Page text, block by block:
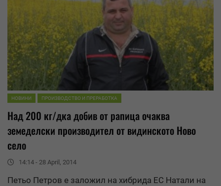
НОВИНИ ПРОИЗВОДСТВО И ПРЕРАБОТКА
Над 200 кг/дка добив от рапица очаква
земеделски производител от видинското Ново
село
14:14 - 28 April, 2014
Петьо Петров е заложил на хибрида ЕС Натали на